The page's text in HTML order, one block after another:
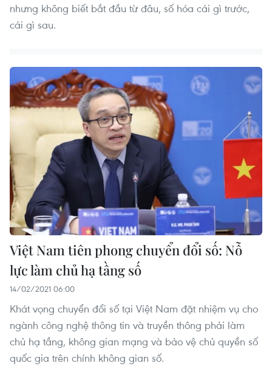
nhưng không biết bắt đầu từ đâu, số hóa cái gì trước,
cái gì sau.
Việt Nam tiên phong chuyển đổi số: Nỗ
lực làm chủ hạ tầng số
14/02/2021 06:00
Khát vọng chuyển đổi số tại Việt Nam đặt nhiệm vụ cho
ngành công nghệ thông tin và truyền thông phải làm
chủ hạ tầng, không gian mạng và bảo vệ chủ quyền số
quốc gia trên chính không gian số.